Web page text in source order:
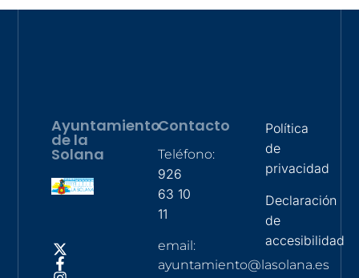
Ayuntamiento
de la
Solana
Contacto
Teléfono:
926
63 10
11
email:
ayuntamiento@lasolana.es
Política
de
privacidad
Declaración
de
accesibilidad